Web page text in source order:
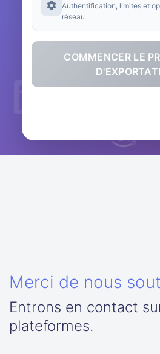
Authentification, limites et
réseau
COMMENCER LE
Merci de nous
Entrons en contact
plateformes.